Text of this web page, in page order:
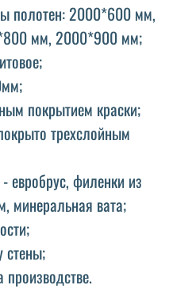
полотен: 2000*600 мм,
мм, 2000*900 мм;
покрытием краски;
трехслойным
евробрус, филенки из
вата;
стены;